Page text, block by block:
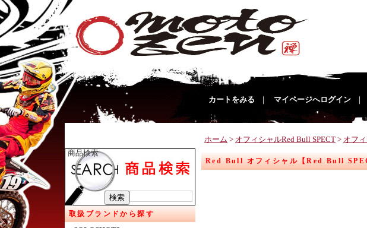
カートをみる マイページへログイン
商品検索
取扱ブランドから探す
ホーム > オフィシャルRed Bull SPECT > オフ
Red Bull オフィシャル【Red Bull